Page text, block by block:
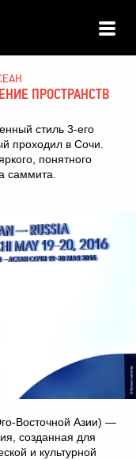
ПРОСТРАНСТВ
стиль 3-его
проходил в Сочи.
понятного
саммита.
Восточной Азии) —
созданная для
и культурной